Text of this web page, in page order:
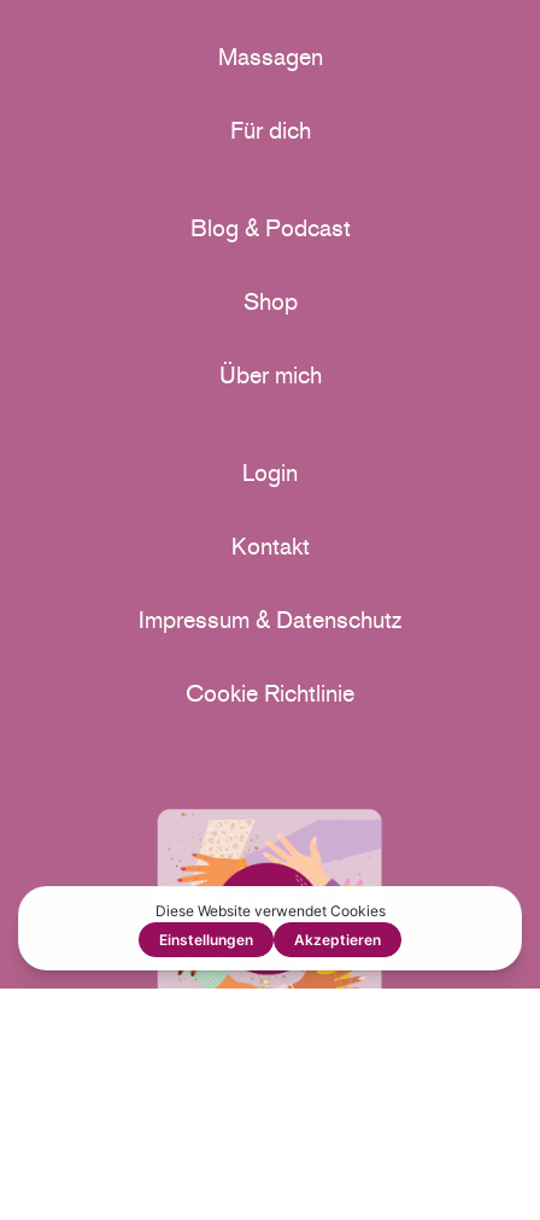
Massagen
Für dich
Blog & Podcast
Shop
Über mich
Login
Kontakt
Impressum & Datenschutz
Cookie Richtlinie